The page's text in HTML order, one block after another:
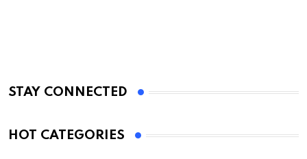
STAY CONNECTED
HOT CATEGORIES